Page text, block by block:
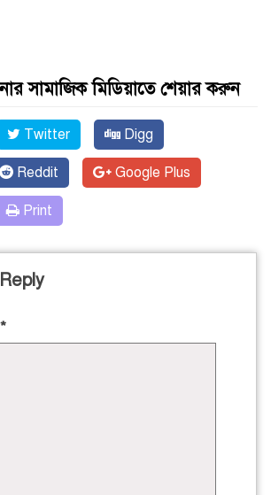
সামাজিক মিডিয়াতে শেয়ার করুন
Twitter Digg
Reddit Google Plus
Print
*